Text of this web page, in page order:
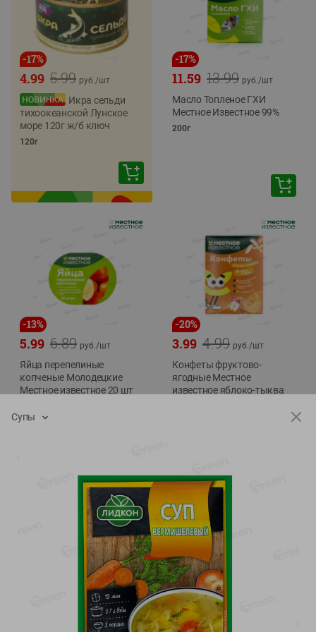
-17%
5.99
4.99 руб./шт
Икра сельди
тихоокеанской Лунское
море 120г ж/б ключ
120г
-17%
13.99
11.59 руб./шт
Масло Топленое ГХИ
Местное Известное 99%
200г
-13%
6.89
5.99 руб./шт
Яйца перепелиные
копченые Молодецкие
Местное известное 20 шт
20шт в уп
-20%
4.99
3.99 руб./шт
Конфеты фруктово-
ягодные Местное
известное яблоко-тыква
Показано 1-14 из 78
Показать 15-28 из 78
Каталог товаров
Специально для вас
Супы